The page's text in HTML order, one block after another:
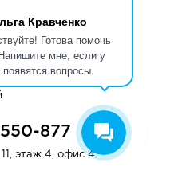
Кравченко
Готова помочь
мне, если у
появятся вопросы.
данных
877
этаж 4, офис 4